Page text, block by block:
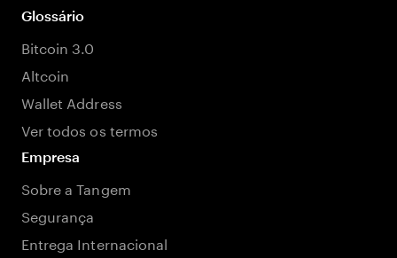
Glossário
Bitcoin 3.0
Altcoin
Wallet Address
Ver todos os termos
Empresa
Sobre a Tangem
Segurança
Entrega Internacional